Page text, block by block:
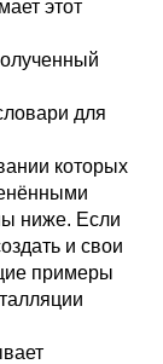
этот
для
которых
ниже. Если
и свои
примеры